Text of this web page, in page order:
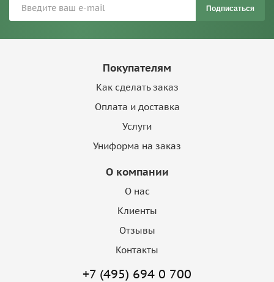
Подписаться
Покупателям
Как сделать заказ
Оплата и доставка
Услуги
Униформа на заказ
О компании
О нас
Клиенты
Отзывы
Контакты
+7 (495) 694 0 700